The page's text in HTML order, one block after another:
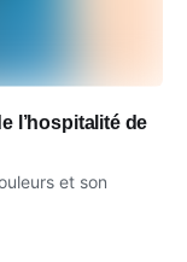
l’hospitalité de
et son